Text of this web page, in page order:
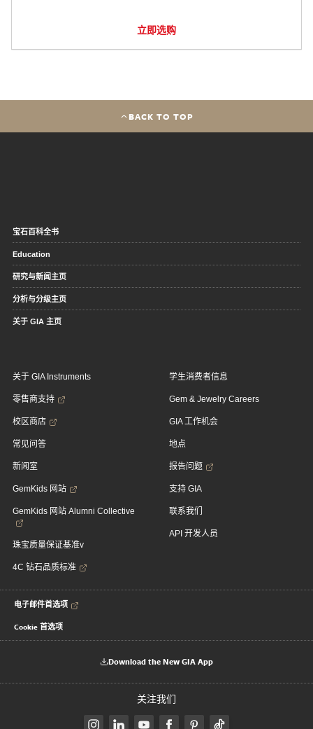
立即选购
BACK TO TOP
宝石百科全书
Education
研究与新闻主页
分析与分级主页
关于 GIA 主页
关于 GIA Instruments
零售商支持
校区商店
常见问答
新闻室
GemKids 网站
GemKids 网站 Alumni Collective
珠宝质量保证基准v
4C 钻石品质标准
学生消费者信息
Gem & Jewelry Careers
GIA 工作机会
地点
报告问题
支持 GIA
联系我们
API 开发人员
电子邮件首选项
Cookie 首选项
Download the New GIA App
关注我们